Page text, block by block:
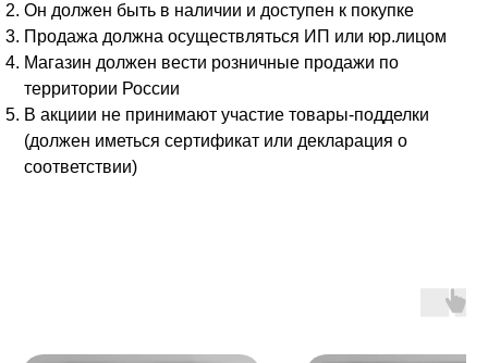
Он должен быть в наличии и доступен к покупке
Продажа должна осуществляться ИП или юр.лицом
Магазин должен вести розничные продажи по
территории России
В акциии не принимают участие товары-подделки
(должен иметься сертификат или декларация о
соответствии)